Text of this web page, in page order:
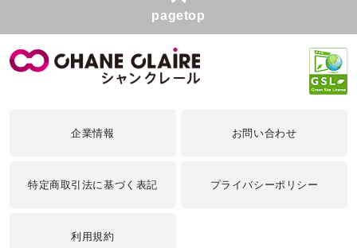
pagetop
企業情報 お問い合わせ
特定商取引法に基づく表記 プライバシーポリシー
利用規約